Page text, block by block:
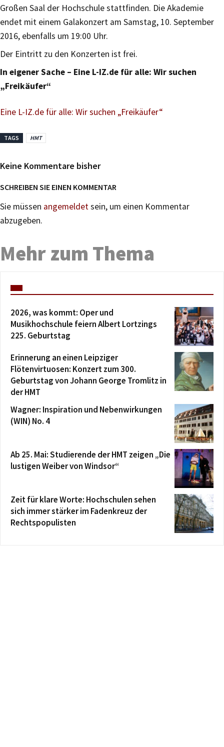
Großen Saal der Hochschule stattfinden. Die Akademie
endet mit einem Galakonzert am Samstag, 10. September
2016, ebenfalls um 19:00 Uhr.
Der Eintritt zu den Konzerten ist frei.
In eigener Sache – Eine L-IZ.de für alle: Wir suchen
„Freikäufer“
Eine L-IZ.de für alle: Wir suchen „Freikäufer“
TAGS HMT
Keine Kommentare bisher
SCHREIBEN SIE EINEN KOMMENTAR
Sie müssen angemeldetsein, um einen Kommentar
abzugeben.
Mehr zum Thema
2026, was kommt: Oper und
Musikhochschule feiern Albert Lortzings
225. Geburtstag
Erinnerung an einen Leipziger
Flötenvirtuosen: Konzert zum 300.
Geburtstag von Johann George Tromlitz in
der HMT
Wagner: Inspiration und Nebenwirkungen
(WIN) No. 4
Ab 25. Mai: Studierende der HMT zeigen „Die
lustigen Weiber von Windsor“
Zeit für klare Worte: Hochschulen sehen
sich immer stärker im Fadenkreuz der
Rechtspopulisten